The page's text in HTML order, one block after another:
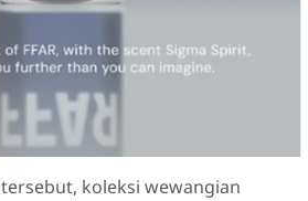
koleksi wewangian